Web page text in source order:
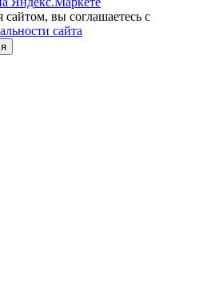
сайтом, вы соглашаетесь с
сайта